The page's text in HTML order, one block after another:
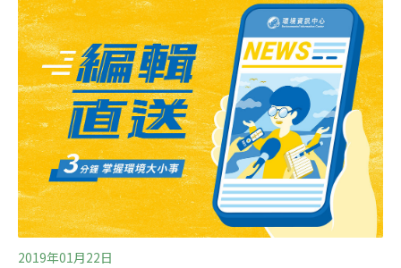
部分的絨毛而得名，呈淺棕或深綠色，最大可達4吋，可
在淡水河域或海水中存活。大閘蟹被列為「世界百大外來
入侵物種」，聯邦海關和邊境保護局表示，私運或攜帶大
閘蟹入境均屬非法行為，但海關不時仍查獲民眾將大閘蟹
包裹偽裝成衣飾鞋子運送入境，一經發現將全部沒收銷
毀，違者將面臨最高1萬元的罰款。
2019年01月22日